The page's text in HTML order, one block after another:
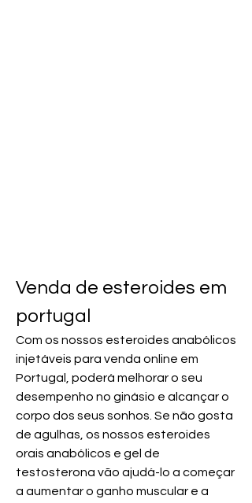
Venda de esteroides em
portugal
Com os nossos esteroides anabólicos
injetáveis para venda online em
Portugal, poderá melhorar o seu
desempenho no ginásio e alcançar o
corpo dos seus sonhos. Se não gosta
de agulhas, os nossos esteroides
orais anabólicos e gel de
testosterona vão ajudá-lo a começar
a aumentar o ganho muscular e a